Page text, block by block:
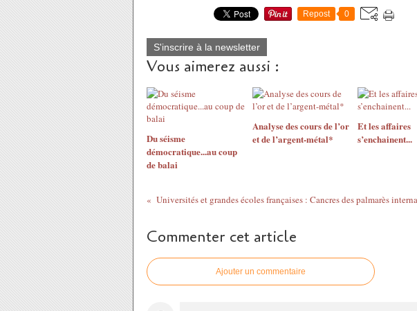
Repost 0
S'inscrire à la newsletter
Vous aimerez aussi :
Du séisme
démocratique...au coup
de balai
Analyse des cours de l’or
et de l’argent-métal*
Et les affaires
s’enchainent...
Commenter cet article
Ajouter un commentaire